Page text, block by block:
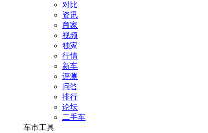
对比
资讯
商家
视频
独家
行情
新车
评测
问答
排行
论坛
二手车
车市工具